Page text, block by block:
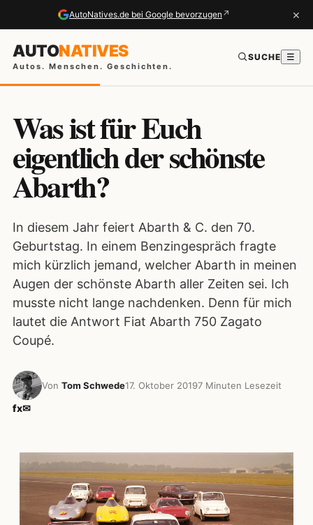
AutoNatives.de bei Google bevorzugen ↗ ×
AUTONATIVES
Autos. Menschen. Geschichten.
SUCHE ☰
Was ist für Euch
eigentlich der schönste
Abarth?
In diesem Jahr feiert Abarth & C. den 70.
Geburtstag. In einem Benzingespräch fragte
mich kürzlich jemand, welcher Abarth in meinen
Augen der schönste Abarth aller Zeiten sei. Ich
musste nicht lange nachdenken. Denn für mich
lautet die Antwort Fiat Abarth 750 Zagato
Coupé.
Von Tom Schwede17. Oktober 20197 Minuten Lesezeit
fx✉